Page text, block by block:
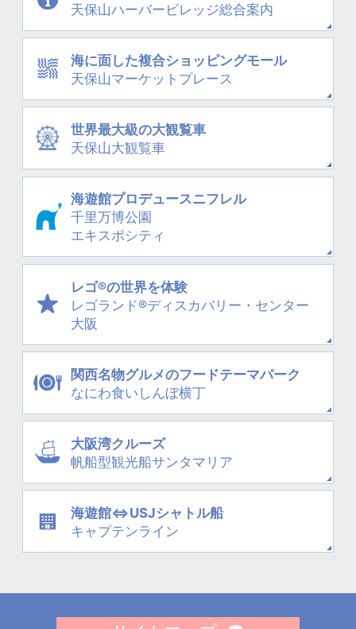
天保山ハーバービレッジ総合案内
海に面した複合ショッピングモール
天保山マーケットプレース
世界最大級の大観覧車
天保山大観覧車
海遊館プロデュースニフレル
千里万博公園
エキスポシティ
レゴ®の世界を体験
レゴランド®ディスカバリー・ センター
大阪
関西名物グルメのフードテーマパーク
なにわ食いしんぼ横丁
大阪湾クルーズ
帆船型観光船サンタマリア
海遊館⇔USJシャトル船
キャプテンライン